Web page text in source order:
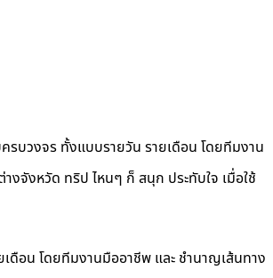
รบวงจร ทั้งแบบรายวัน รายเดือน โดยทีมงาน
จังหวัด ทริป ไหนๆ ก็ สนุก ประทับใจ เมื่อใช้
ดือน โดยทีมงานมืออาชีพ และ ชำนาญเส้นทาง